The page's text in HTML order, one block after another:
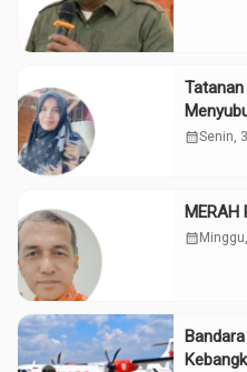
calendar_monthSenin,
MERAH
calendar_month